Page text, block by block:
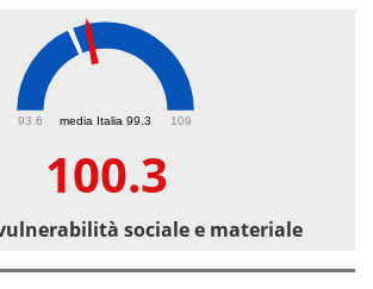
media Italia 99.3
93.6 109
100.3
sociale e materiale